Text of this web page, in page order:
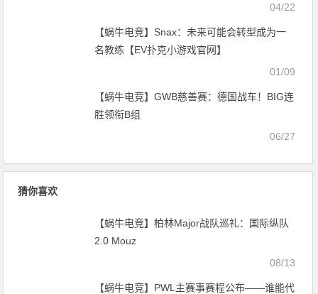
04/22
【蜗牛电竞】Snax：未来可能会转型成为一
名教练【EV扑克小游戏官网】
01/09
【蜗牛电竞】GWB慈善赛：德国战车！BIG连
胜领衔B组
06/27
猜你喜欢
【蜗牛电竞】柏林Major战队巡礼：国际纵队
2.0 Mouz
08/13
【蜗牛电竞】PWL主赛事赛程公布——谁能代